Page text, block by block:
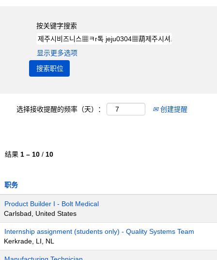
按关键字搜索
显示更多选项
选择接收提醒的频率（天）： 创建提醒
结果 1 – 10 / 10
职务
Product Builder I - Bolt Medical
Carlsbad, United States
Internship assignment (students only) - Quality Systems Team
Kerkrade, LI, NL